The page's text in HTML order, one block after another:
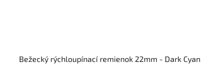
Bežecký rýchloupínací remienok 22mm - Dark Cyan